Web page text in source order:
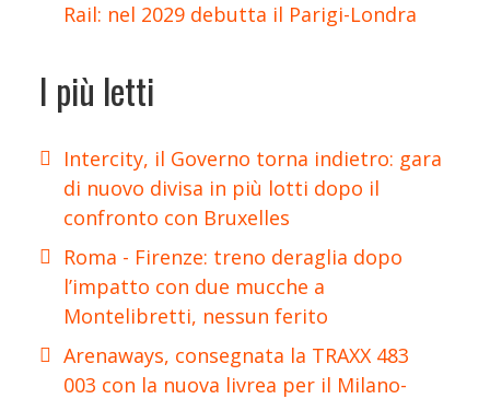
Rail: nel 2029 debutta il Parigi-Londra
I più letti
Intercity, il Governo torna indietro: gara
di nuovo divisa in più lotti dopo il
confronto con Bruxelles
Roma - Firenze: treno deraglia dopo
l’impatto con due mucche a
Montelibretti, nessun ferito
Arenaways, consegnata la TRAXX 483
003 con la nuova livrea per il Milano-